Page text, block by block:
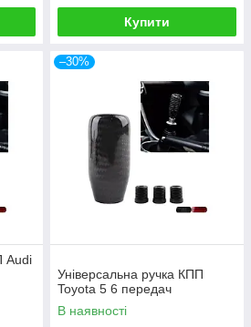
Купити
Audi
–30%
Універсальна ручка КПП
Toyota 5 6 передач
В наявності